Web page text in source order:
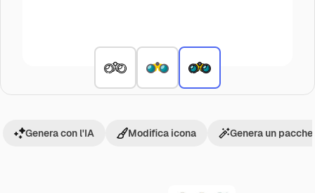
Genera con l'IA Modifica icona Genera un